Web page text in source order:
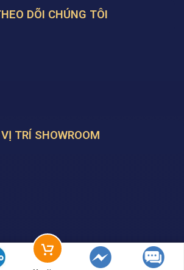
DÕI CHÚNG TÔI
VỊ TRÍ SHOWROOM